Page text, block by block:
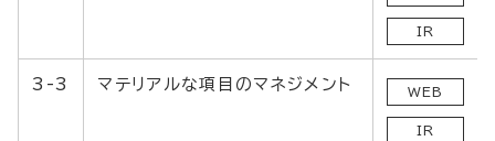
IR
3-3 マテリアルな項目のマネジメント WEB
IR